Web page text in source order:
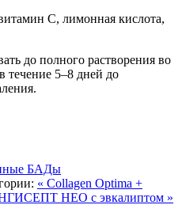
С, лимонная кислота,
до полного растворения во
течение 5–8 дней до
БАДы
« Collagen Optima +
НЕО с эвкалиптом »